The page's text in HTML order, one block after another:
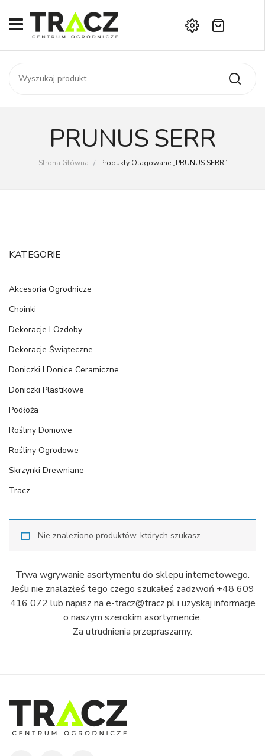
START
SKLEP
AKTUALNOŚCI
Kontakt
Brak produktów w koszyku.
PRUNUS SERR
Strona Główna / Produkty Otagowane „PRUNUS SERR”
KATEGORIE
Akcesoria Ogrodnicze
Choinki
Dekoracje I Ozdoby
Dekoracje Świąteczne
Doniczki I Donice Ceramiczne
Doniczki Plastikowe
Podłoża
Rośliny Domowe
Rośliny Ogrodowe
Skrzynki Drewniane
Tracz
Nie znaleziono produktów, których szukasz.
Trwa wgrywanie asortymentu do sklepu internetowego.
Jeśli nie znalazłeś tego czego szukałeś zadzwoń +48 609
416 072 lub napisz na e-tracz@tracz.pl i uzyskaj informacje
o naszym szerokim asortymencie.
Za utrudnienia przepraszamy.